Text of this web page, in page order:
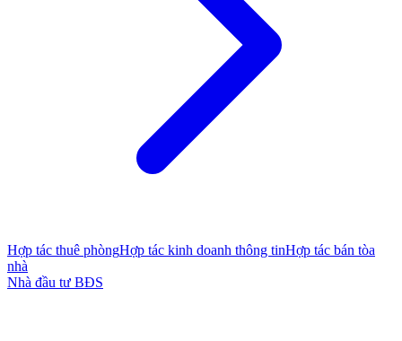
Hợp tác thuê phòngHợp tác kinh doanh thông tinHợp tác bán tòa
nhà
Nhà đầu tư BĐS